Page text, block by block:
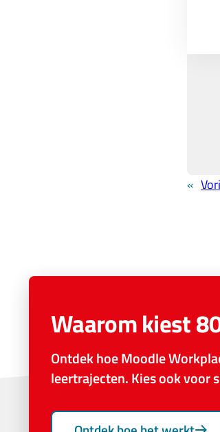
«
Waarom kiest
Ontdek hoe Moodle
leertrajecten. Kies ook voor